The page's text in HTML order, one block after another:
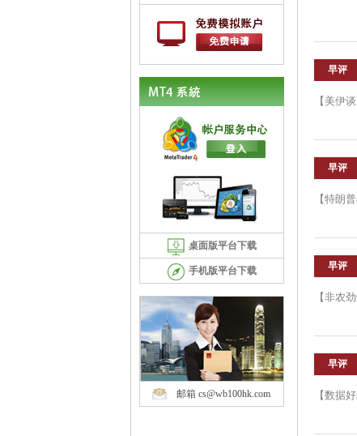
桌面版平台下载
手机版平台下载
邮箱 cs@wb100hk.com
早评
【美伊
早评
【特朗
早评
【非农
早评
【数据